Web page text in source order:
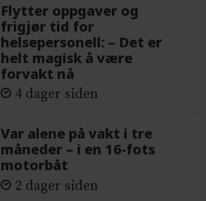
Flytter oppgaver og
frigjør tid for
helsepersonell: – Det er
helt magisk å være
forvakt nå
4 dager siden
Var alene på vakt i tre
måneder – i en 16-fots
motorbåt
2 dager siden